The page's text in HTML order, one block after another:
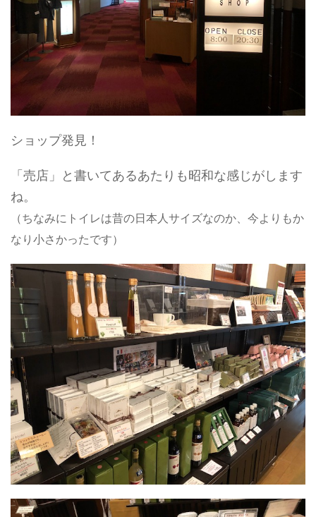
ショップ発見！
「売店」と書いてあるあたりも昭和な感じがします
ね。
（ちなみにトイレは昔の日本人サイズなのか、今よりもか
なり小さかったです）